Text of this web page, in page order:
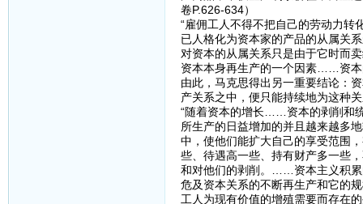
卷P.626-634）
“雇佣工人不得不把自己的劳动力转
已人格化为资本家的产品的从属关
对资本的从属关系只是由于它时而
资本本身再生产的一个因素……资本
由此，马克思得出另一重要结论：
产关系之中，便只能持续地为这种
“随着资本的增长……资本的剥削和
所生产的日益增加的并且越来越多
中，使他们能扩大自己的享受范围
些、待遇高一些、持有财产多一些
和对他们的剥削。……资本主义积累
危及资本关系的不断再生产和它的
工人为现有价值的增殖需要而存在